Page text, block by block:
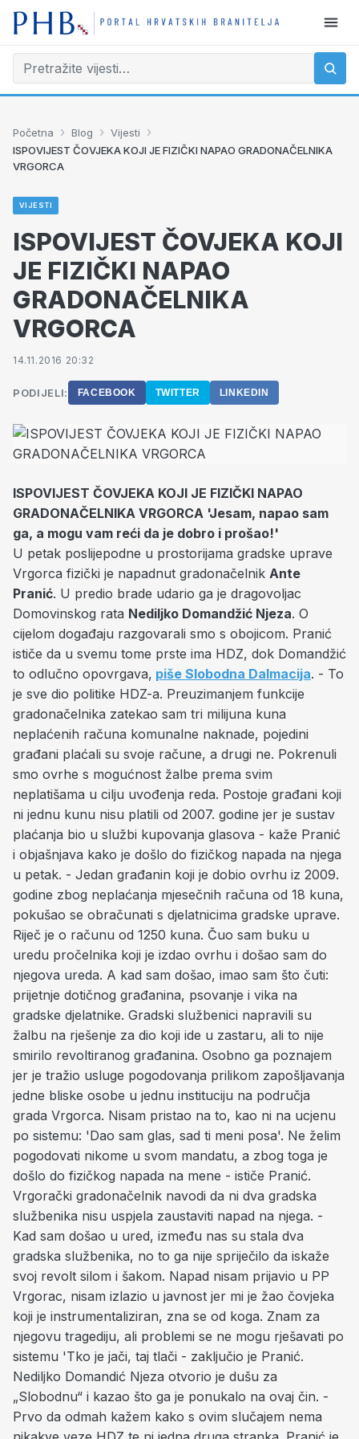
Početna › Blog › Vijesti ›
ISPOVIJEST ČOVJEKA KOJI JE FIZIČKI NAPAO GRADONAČELNIKA
VRGORCA
VIJESTI
ISPOVIJEST ČOVJEKA KOJI
JE FIZIČKI NAPAO
GRADONAČELNIKA
VRGORCA
14.11.2016 20:32
PODIJELI: FACEBOOK TWITTER LINKEDIN
ISPOVIJEST ČOVJEKA KOJI JE FIZIČKI NAPAO
GRADONAČELNIKA VRGORCA 'Jesam, napao sam
ga, a mogu vam reći da je dobro i prošao!'
U petak poslijepodne u prostorijama gradske uprave
Vrgorca fizički je napadnut gradonačelnik Ante
Pranić. U predio brade udario ga je dragovoljac
Domovinskog rata Nediljko Domandžić Njeza. O
cijelom događaju razgovarali smo s obojicom. Pranić
ističe da u svemu tome prste ima HDZ, dok Domandžić
to odlučno opovrgava, piše Slobodna Dalmacija. - To
je sve dio politike HDZ-a. Preuzimanjem funkcije
gradonačelnika zatekao sam tri milijuna kuna
neplaćenih računa komunalne naknade, pojedini
građani plaćali su svoje račune, a drugi ne. Pokrenuli
smo ovrhe s mogućnost žalbe prema svim
neplatišama u cilju uvođenja reda. Postoje građani koji
ni jednu kunu nisu platili od 2007. godine jer je sustav
plaćanja bio u službi kupovanja glasova - kaže Pranić
i objašnjava kako je došlo do fizičkog napada na njega
u petak. - Jedan građanin koji je dobio ovrhu iz 2009.
godine zbog neplaćanja mjesečnih računa od 18 kuna,
pokušao se obračunati s djelatnicima gradske uprave.
Riječ je o računu od 1250 kuna. Čuo sam buku u
uredu pročelnika koji je izdao ovrhu i došao sam do
njegova ureda. A kad sam došao, imao sam što čuti:
prijetnje dotičnog građanina, psovanje i vika na
gradske djelatnike. Gradski službenici napravili su
žalbu na rješenje za dio koji ide u zastaru, ali to nije
smirilo revoltiranog građanina. Osobno ga poznajem
jer je tražio usluge pogodovanja prilikom zapošljavanja
jedne bliske osobe u jednu instituciju na područja
grada Vrgorca. Nisam pristao na to, kao ni na ucjenu
po sistemu: 'Dao sam glas, sad ti meni posa'. Ne želim
pogodovati nikome u svom mandatu, a zbog toga je
došlo do fizičkog napada na mene - ističe Pranić.
Vrgorački gradonačelnik navodi da ni dva gradska
službenika nisu uspjela zaustaviti napad na njega. -
Kad sam došao u ured, između nas su stala dva
gradska službenika, no to ga nije spriječilo da iskaže
svoj revolt silom i šakom. Napad nisam prijavio u PP
Vrgorac, nisam izlazio u javnost jer mi je žao čovjeka
koji je instrumentaliziran, zna se od koga. Znam za
njegovu tragediju, ali problemi se ne mogu rješavati po
sistemu 'Tko je jači, taj tlači - zaključio je Pranić.
Nediljko Domandić Njeza otvorio je dušu za
„Slobodnu“ i kazao što ga je ponukalo na ovaj čin. -
Prvo da odmah kažem kako s ovim slučajem nema